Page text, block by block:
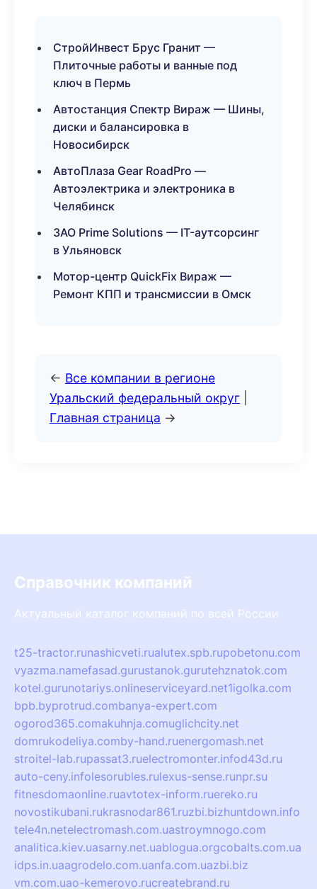
СтройИнвест Брус Гранит —
Плиточные работы и ванные под
ключ в Пермь
Автостанция Спектр Вираж — Шины,
диски и балансировка в
Новосибирск
АвтоПлаза Gear RoadPro —
Автоэлектрика и электроника в
Челябинск
ЗАО Prime Solutions — IT-аутсорсинг
в Ульяновск
Мотор-центр QuickFix Вираж —
Ремонт КПП и трансмиссии в Омск
← Все компании в регионе
Уральский федеральный округ
Главная страница →
Справочник компаний
Актуальный каталог компаний по всей России
t25-tractor.runashicveti.rualutex.spb.rupobetonu.com
vyazma.namefasad.gurustanok.gurutehznatok.com
kotel.gurunotariys.onlineserviceyard.net1igolka.com
bpb.byprotrud.combanya-expert.com
ogorod365.comakuhnja.comuglichcity.net
domrukodeliya.comby-hand.ruenergomash.net
stroitel-lab.rupassat3.ruelectromonter.infod43d.ru
auto-ceny.infolesorubles.rulexus-sense.runpr.su
fitnesdomaonline.ruavtotex-inform.ruereko.ru
novostikubani.rukrasnodar861.ruzbi.bizhuntdown.info
tele4n.netelectromash.com.uastroymnogo.com
analitica.kiev.uasarny.net.uablogua.orgcobalts.com.ua
idps.in.uaagrodelo.com.uanfa.com.uazbi.biz
vm.com.uao-kemerovo.rucreatebrand.ru